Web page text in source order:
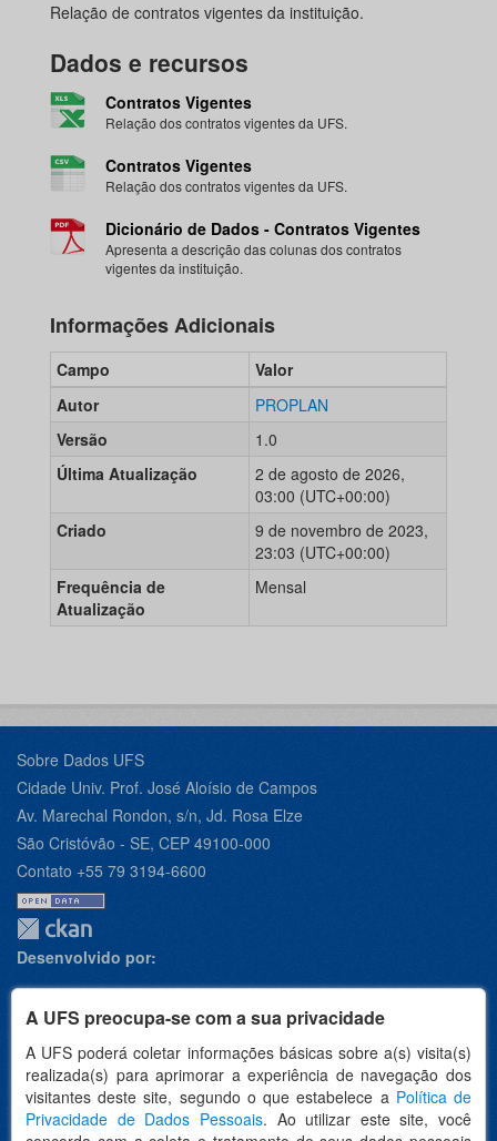
A UFS preocupa-se com a sua privacidade
A UFS poderá coletar informações básicas sobre a(s) visita(s)
realizada(s) para aprimorar a experiência de navegação dos
visitantes deste site, segundo o que estabelece a Política de
Privacidade de Dados Pessoais. Ao utilizar este site, você
Relação de contratos vigentes da instituição.
Dados e recursos
Contratos Vigentes
Relação dos contratos vigentes da UFS.
Contratos Vigentes
Relação dos contratos vigentes da UFS.
Dicionário de Dados - Contratos Vigentes
Apresenta a descrição das colunas dos contratos
vigentes da instituição.
Informações Adicionais
Campo
Valor
Autor
PROPLAN
Versão
1.0
Última Atualização
2 de agosto de 2026,
03:00 (UTC+00:00)
Criado
9 de novembro de 2023,
23:03 (UTC+00:00)
Frequência de
Atualização
Mensal
Sobre Dados UFS
Cidade Univ. Prof. José Aloísio de Campos
Av. Marechal Rondon, s/n, Jd. Rosa Elze
São Cristóvão - SE, CEP 49100-000
Contato +55 79 3194-6600
Desenvolvido por:
Apoio: